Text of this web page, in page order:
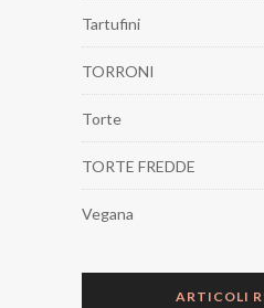
Tartufini
TORRONI
Torte
TORTE FREDDE
Vegana
ARTICOLI